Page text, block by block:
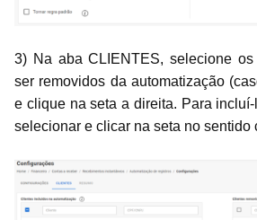
3) Na aba CLIENTES, selecione
ser removidos da automatização
e clique na seta a direita. Para
selecionar e clicar na seta no sentido